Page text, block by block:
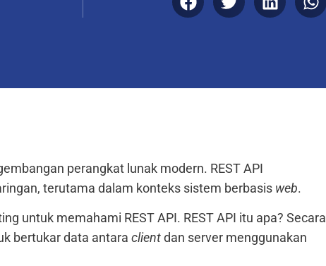
perangkat lunak modern. REST API
terutama dalam konteks sistem berbasis web.
untuk memahami REST API. REST API itu apa? Secara
bertukar data antara clientdan server menggunakan